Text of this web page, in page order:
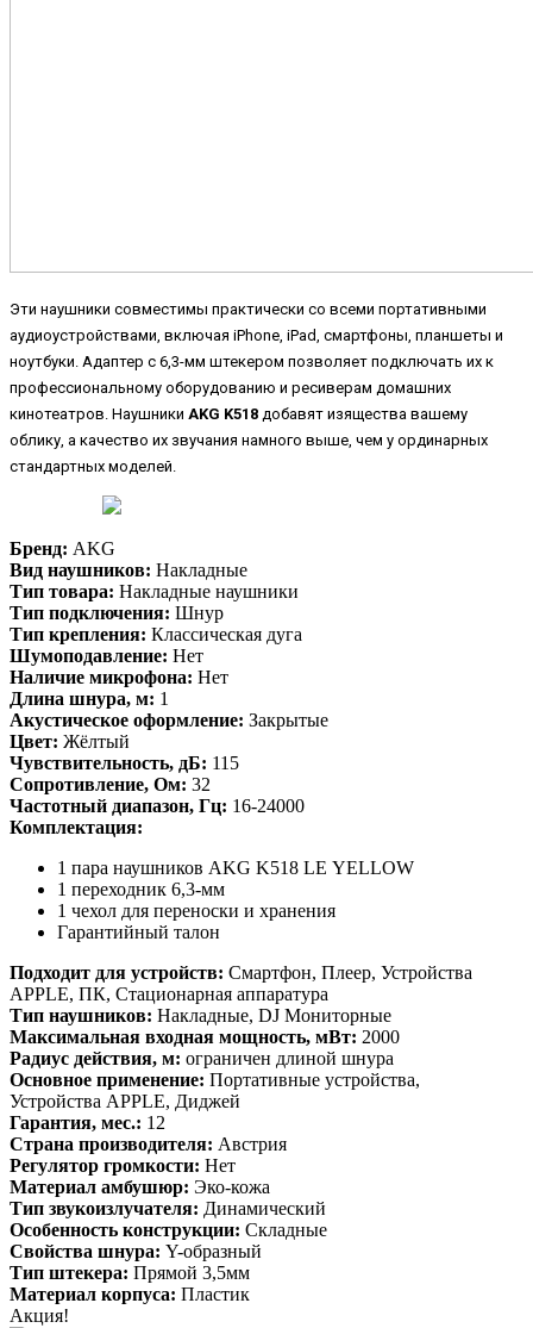
Эти наушники совместимы практически со всеми портативными
аудиоустройствами, включая iPhone, iPad, смартфоны, планшеты и
ноутбуки. Адаптер с 6,3-мм штекером позволяет подключать их к
профессиональному оборудованию и ресиверам домашних
кинотеатров. Наушники AKG K518 добавят изящества вашему
облику, а качество их звучания намного выше, чем у ординарных
стандартных моделей.
Бренд: AKG
Вид наушников: Накладные
Тип товара: Накладные наушники
Тип подключения: Шнур
Тип крепления: Классическая дуга
Шумоподавление: Нет
Наличие микрофона: Нет
Длина шнура, м: 1
Акустическое оформление: Закрытые
Цвет: Жёлтый
Чувствительность, дБ: 115
Сопротивление, Ом: 32
Частотный диапазон, Гц: 16-24000
Комплектация:
1 пара наушников AKG K518 LE YELLOW
1 переходник 6,3-мм
1 чехол для переноски и хранения
Гарантийный талон
Подходит для устройств: Смартфон, Плеер, Устройства
APPLE, ПК, Стационарная аппаратура
Тип наушников: Накладные, DJ Мониторные
Максимальная входная мощность, мВт: 2000
Радиус действия, м: ограничен длиной шнура
Основное применение: Портативные устройства,
Устройства APPLE, Диджей
Гарантия, мес.: 12
Страна производителя: Австрия
Регулятор громкости: Нет
Материал амбушюр: Эко-кожа
Тип звукоизлучателя: Динамический
Особенность конструкции: Складные
Свойства шнура: Y-образный
Тип штекера: Прямой 3,5мм
Материал корпуса: Пластик
Акция!